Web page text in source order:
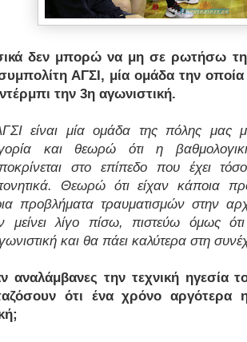
δεν μπορώ να μη σε ρωτήσω
ΑΓΣΙ, μία ομάδα την
την 3η αγωνιστική.
είναι μία ομάδα της πόλης μας
και θεωρώ ότι η
στο επίπεδο που έχει
Θεωρώ ότι είχαν κάποια
προβλήματα τραυματισμών στην
μείνει λίγο πίσω, πιστεύω όμως
και θα πάει καλύτερα στη
αναλάμβανες την τεχνική ηγεσία
ότι ένα χρόνο αργότερα